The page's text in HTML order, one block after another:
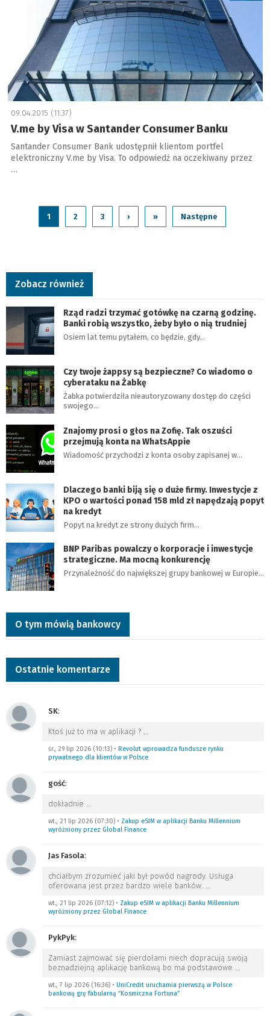
09.04.2015 (11:37)
V.me by Visa w Santander Consumer Banku
Santander Consumer Bank udostępnił klientom portfel
elektroniczny V.me by Visa. To odpowiedź na oczekiwany przez
…
1 2 3 › » Następne
Zobacz również
Rząd radzi trzymać gotówkę na czarną godzinę.
Banki robią wszystko, żeby było o nią trudniej
Osiem lat temu pytałem, co będzie, gdy…
Czy twoje żappsy są bezpieczne? Co wiadomo o
cyberataku na Żabkę
Żabka potwierdziła nieautoryzowany dostęp do części
swojego…
Znajomy prosi o głos na Zofię. Tak oszuści
przejmują konta na WhatsAppie
Wiadomość przychodzi z konta osoby zapisanej w…
Dlaczego banki biją się o duże firmy. Inwestycje z
KPO o wartości ponad 158 mld zł napędzają popyt
na kredyt
Popyt na kredyt ze strony dużych firm…
BNP Paribas powalczy o korporacje i inwestycje
strategiczne. Ma mocną konkurencję
Przynależność do największej grupy bankowej w Europie…
O tym mówią bankowcy
Ostatnie komentarze
SK:
Ktoś już to ma w aplikacji ? …
śr., 29 lip 2026 (10:13) • Revolut wprowadza fundusze rynku
prywatnego dla klientów w Polsce
gość:
dokładnie …
wt., 21 lip 2026 (07:30) • Zakup eSIM w aplikacji Banku Millennium
wyróżniony przez Global Finance
Jas Fasola:
chciałbym zrozumieć jaki był powód nagrody. Usługa
oferowana jest przez bardzo wiele banków. …
wt., 21 lip 2026 (07:12) • Zakup eSIM w aplikacji Banku Millennium
wyróżniony przez Global Finance
PykPyk:
Zamiast zajmować się pierdołami niech dopracują swoją
beznadziejną aplikację bankową bo ma podstawowe …
wt., 7 lip 2026 (16:36) • UniCredit uruchamia pierwszą w Polsce
bankową grę fabularną “Kosmiczna Fortuna”